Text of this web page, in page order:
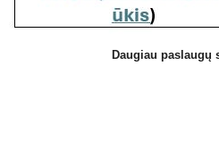
Daugiau paslaugų